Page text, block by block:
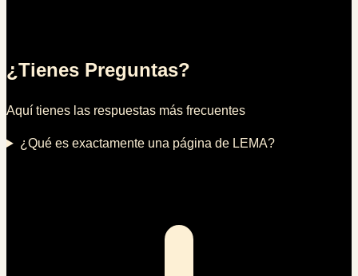
¿Tienes Preguntas?
Aquí tienes las respuestas más frecuentes
¿Qué es exactamente una página de LEMA?